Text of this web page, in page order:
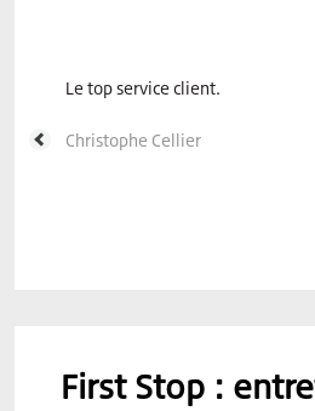
Le top service client.
Christophe Cellier
First Stop :